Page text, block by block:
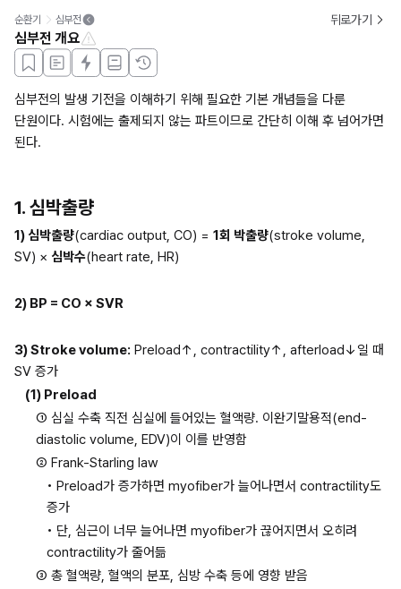
순환기 심부전 뒤로가기
심부전 개요
심부전의 발생 기전을 이해하기 위해 필요한 기본 개념들을 다룬
단원이다. 시험에는 출제되지 않는 파트이므로 간단히 이해 후 넘어가면
된다.
1. 심박출량
1) 심박출량(cardiac output, CO) = 1회 박출량(stroke volume,
SV) × 심박수(heart rate, HR)
2) BP = CO × SVR
3) Stroke volume: Preload↑, contractility↑, afterload↓일 때
SV 증가
(1) Preload
① 심실 수축 직전 심실에 들어있는 혈액량. 이완기말용적(end-
diastolic volume, EDV)이 이를 반영함
② Frank-Starling law
• Preload가 증가하면 myofiber가 늘어나면서 contractility도
증가
• 단, 심근이 너무 늘어나면 myofiber가 끊어지면서 오히려
contractility가 줄어듦
③ 총 혈액량, 혈액의 분포, 심방 수축 등에 영향 받음